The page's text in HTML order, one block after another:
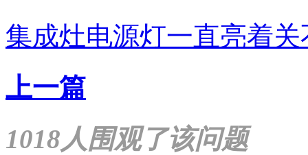
集成灶电源灯一直亮着
上一篇
1018人围观了该问题